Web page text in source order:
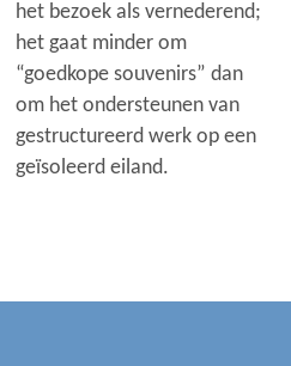
het bezoek als vernederend;
het gaat minder om
“goedkope souvenirs” dan
om het ondersteunen van
gestructureerd werk op een
geïsoleerd eiland.